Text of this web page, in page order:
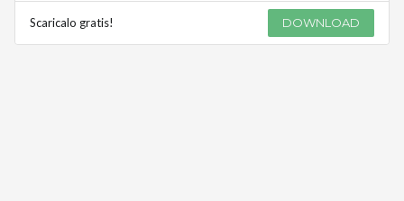
Scaricalo gratis! DOWNLOAD